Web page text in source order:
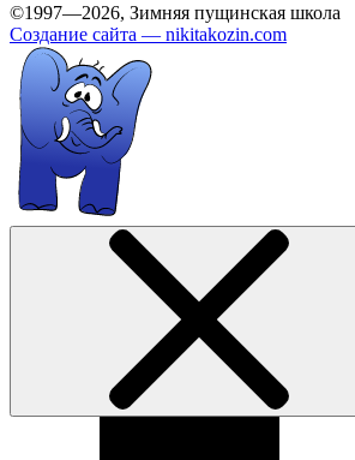
©1997—2026, Зимняя пущинская школа
Создание сайта — nikitakozin.com